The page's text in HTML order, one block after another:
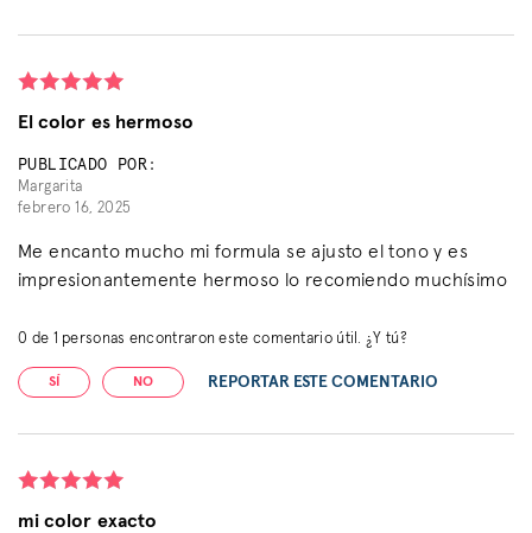
El color es hermoso
PUBLICADO POR:
Margarita
febrero 16, 2025
Me encanto mucho mi formula se ajusto el tono y es
impresionantemente hermoso lo recomiendo muchísimo
0 de 1 personas encontraron este comentario útil. ¿Y tú?
SÍ NO REPORTAR ESTE COMENTARIO
mi color exacto